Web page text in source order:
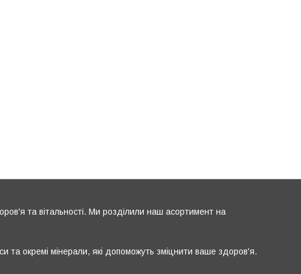
та вітальності. Ми розділили наш асортимент на
та окремі мінерали, які допоможуть зміцнити ваше здоров'я.